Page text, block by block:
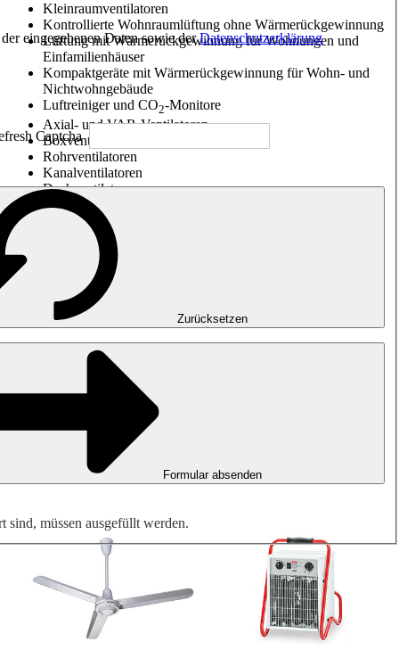
Kleinraumventilatoren
Kontrollierte Wohnraumlüftung ohne Wärmerückgewinnung
Lüftung mit Wärmerückgewinnung für Wohnungen und
Einfamilienhäuser
Kompaktgeräte mit Wärmerückgewinnung für Wohn- und
Nichtwohngebäude
Luftreiniger und CO2-Monitore
Axial- und VAR-Ventilatoren
Boxventilatoren
Rohrventilatoren
Kanalventilatoren
Dachventilatoren
Entrauchung, Rauchfreihaltung und Garagenlüftung
Impulsventilatoren
Explosionsgeschützte Ventilatoren
Messen. Steuern. Regeln.
Luftbehandlung
Mechanisches Zubehör
eingegebenen Daten sowie derDatenschutzerklärung
Zurücksetzen
Formular absenden
sind, müssen ausgefüllt werden.